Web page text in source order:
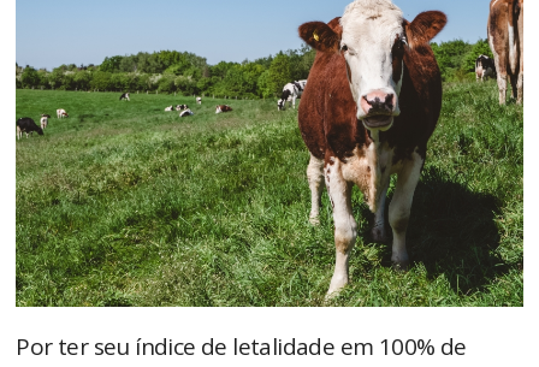
Por ter seu índice de letalidade em 100% de